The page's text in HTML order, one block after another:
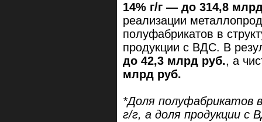
14% г/г — до 314,8
реализации
полуфабрикатов в
продукции с ВДС. В
до 42,3 млрд руб., а
млрд руб.
*Доля полуфабрикатов
г/г, а доля продукции с